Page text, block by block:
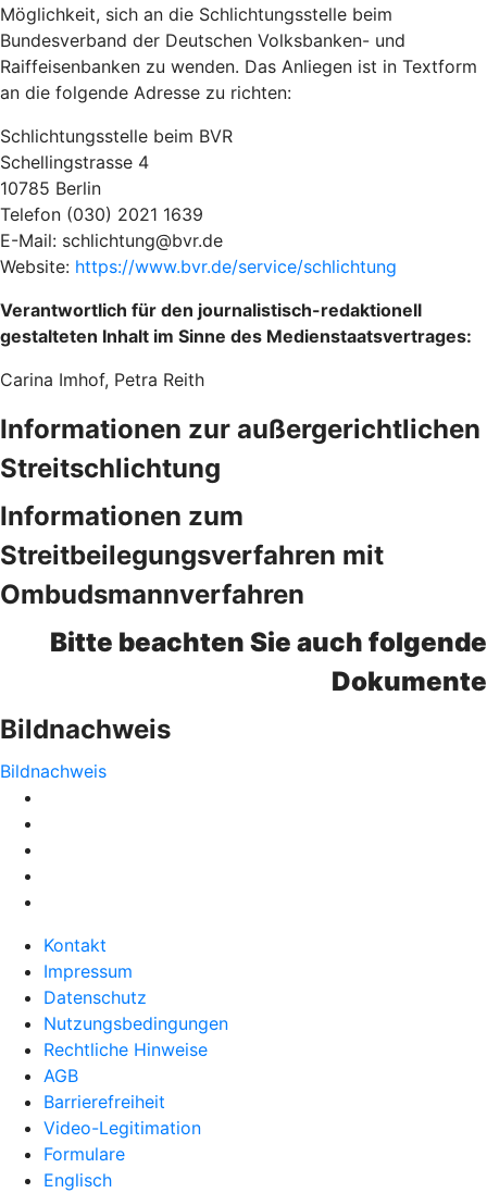
Möglichkeit, sich an die Schlichtungsstelle beim
Bundesverband der Deutschen Volksbanken- und
Raiffeisenbanken zu wenden. Das Anliegen ist in Textform
an die folgende Adresse zu richten:
Schlichtungsstelle beim BVR
Schellingstrasse 4
10785 Berlin
Telefon (030) 2021 1639
E-Mail: schlichtung@bvr.de
Website: https://www.bvr.de/service/schlichtung
Verantwortlich für den journalistisch-redaktionell
gestalteten Inhalt im Sinne des Medienstaatsvertrages:
Carina Imhof, Petra Reith
Informationen zur außergerichtlichen
Streitschlichtung
Informationen zum
Streitbeilegungsverfahren mit
Ombudsmannverfahren
Bitte beachten Sie auch folgende
Dokumente
Bildnachweis
Bildnachweis
Kontakt
Impressum
Datenschutz
Nutzungsbedingungen
Rechtliche Hinweise
AGB
Barrierefreiheit
Video-Legitimation
Formulare
Englisch